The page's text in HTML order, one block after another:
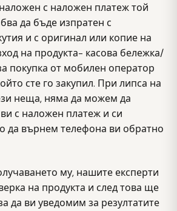
с наложен платеж той
да бъде изпратен с
и с оригинал или копие на
на продукта- касова бележка/
покупка от мобилен оператор
сте го закупил. При липса на
неща, няма да можем да
с наложен платеж и си
да върнем телефона ви обратно
му, нашите експерти
на продукта и след това ще
да ви уведомим за резултатите